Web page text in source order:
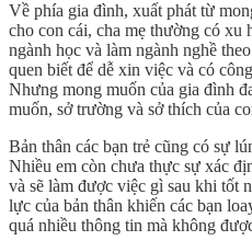
Về phía gia đình, xuất phát từ
cho con cái, cha mẹ thường có xu
ngành học và làm ngành nghề
quen biết để dễ xin việc và có
Nhưng mong muốn của gia đình
muốn, sở trường và sở thích của
Bản thân các bạn trẻ cũng có sự
Nhiều em còn chưa thực sự xác
và sẽ làm được việc gì sau khi tốt
lực của bản thân khiến các bạn
quá nhiều thông tin mà không